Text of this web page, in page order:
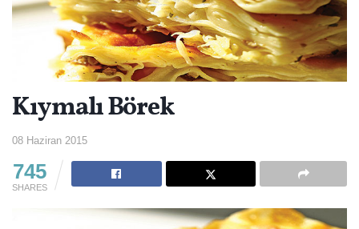
Kıymalı Börek
08 Haziran 2015
745
SHARES